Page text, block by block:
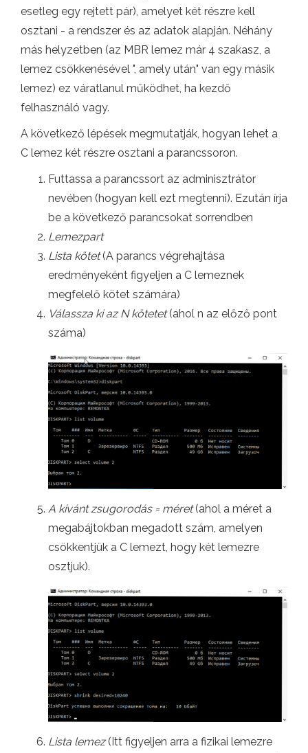
esetleg egy rejtett pár), amelyet két részre kell
osztani - a rendszer és az adatok alapján. Néhány
más helyzetben (az MBR lemez már 4 szakasz, a
lemez csökkenésével ", amely után" van egy másik
lemez) ez váratlanul működhet, ha kezdő
felhasználó vagy.
A következő lépések megmutatják, hogyan lehet a
C lemez két részre osztani a parancssoron.
Futtassa a parancssort az adminisztrátor
nevében (hogyan kell ezt megtenni). Ezután írja
be a következő parancsokat sorrendben
Lemezpart
Lista kötet(A parancs végrehajtása
eredményeként figyeljen a C lemeznek
megfelelő kötet számára)
Válassza ki az N kötetet(ahol n az előző pont
száma)
A kívánt zsugorodás = méret(ahol a méret a
megabájtokban megadott szám, amelyen
csökkentjük a C lemezt, hogy két lemezre
osztjuk).
Lista lemez(Itt figyeljen arra a fizikai lemezre